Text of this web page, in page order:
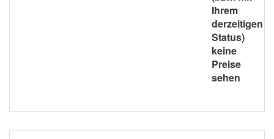
Ihrem
derzeitigen
Status)
keine
Preise
sehen